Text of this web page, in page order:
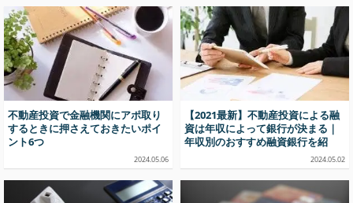
不動産投資で金融機関にアポ取り
するときに押さえておきたいポイ
ント6つ
2024.05.06
【2021最新】不動産投資による融
資は年収によって銀行が決まる｜
年収別のおすすめ融資銀行を紹
2024.05.02